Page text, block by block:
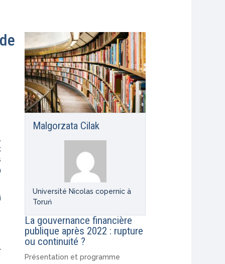
Malgorzata Cilak
Université Nicolas copernic à
Toruń
La gouvernance financière
publique après 2022 : rupture
ou continuité ?
Présentation et programme